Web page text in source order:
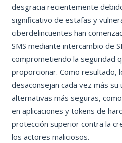
desgracia recientemente
significativo de estafas y
ciberdelincuentes han
SMS mediante intercambio de
comprometiendo la seguridad
proporcionar. Como resultado,
desaconsejan cada vez más
alternativas más seguras,
en aplicaciones y tokens de
protección superior contra la
los actores maliciosos.